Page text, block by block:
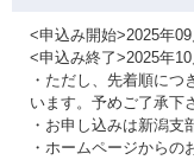
<申込み開始>2025年
<申込み終了>2025年
・ただし、先着順に
います。予めご了承下
・お申し込みは新潟支
・ホームページから